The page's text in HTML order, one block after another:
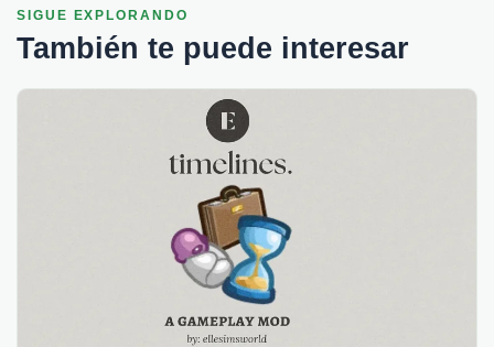
SIGUE EXPLORANDO
También te puede interesar